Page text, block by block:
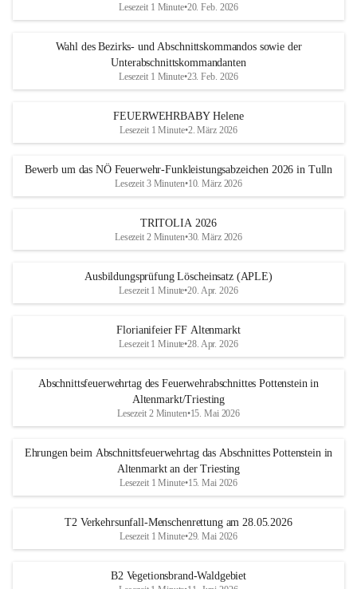
Lesezeit 1 Minute•20. Feb. 2026
Wahl des Bezirks- und Abschnittskommandos sowie der
Unterabschnittskommandanten
Lesezeit 1 Minute•23. Feb. 2026
FEUERWEHRBABY Helene
Lesezeit 1 Minute•2. März 2026
Bewerb um das NÖ Feuerwehr-Funkleistungsabzeichen 2026 in Tulln
Lesezeit 3 Minuten•10. März 2026
TRITOLIA 2026
Lesezeit 2 Minuten•30. März 2026
Ausbildungsprüfung Löscheinsatz (APLE)
Lesezeit 1 Minute•20. Apr. 2026
Florianifeier FF Altenmarkt
Lesezeit 1 Minute•28. Apr. 2026
Abschnittsfeuerwehrtag des Feuerwehrabschnittes Pottenstein in
Altenmarkt/Triesting
Lesezeit 2 Minuten•15. Mai 2026
Ehrungen beim Abschnittsfeuerwehrtag das Abschnittes Pottenstein in
Altenmarkt an der Triesting
Lesezeit 1 Minute•15. Mai 2026
T2 Verkehrsunfall-Menschenrettung am 28.05.2026
Lesezeit 1 Minute•29. Mai 2026
B2 Vegetionsbrand-Waldgebiet